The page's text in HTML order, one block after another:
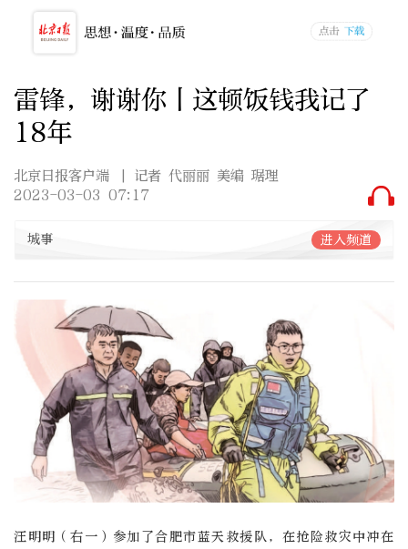
雷锋，谢谢你丨这顿饭钱我记了
18年
北京日报客户端
| 记者 代丽丽 美编 琚理
2023-03-03 07:17
城事 进入频道
汪明明（右一）参加了合肥市蓝天救援队，在抢险救灾中冲在